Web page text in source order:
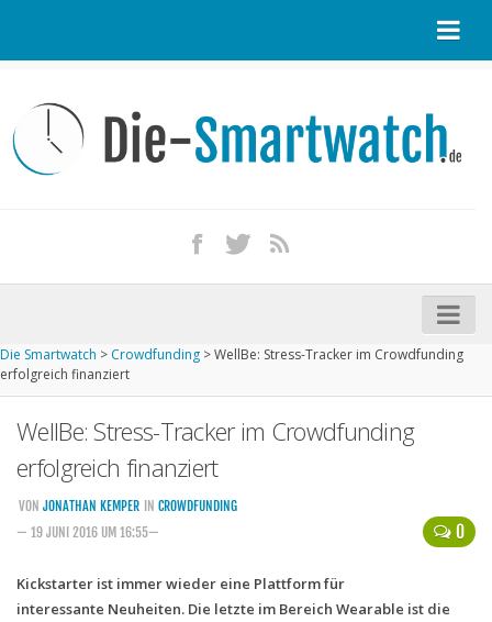
Kontakt / Tipp geben
Impressum
iPhone kaufen
Startseite
Kommende Smartwatches
Marken und Modelle
Handytarife
Smartphonetarife
Die Smartwatch > Crowdfunding >WellBe: Stress-Tracker im Crowdfunding
erfolgreich finanziert
WellBe: Stress-Tracker im Crowdfunding
erfolgreich finanziert
0
VON JONATHAN KEMPER IN CROWDFUNDING
— 19 JUNI 2016 UM 16:55—
Kickstarter ist immer wieder eine Plattform für
interessante Neuheiten. Die letzte im Bereich Wearable ist die